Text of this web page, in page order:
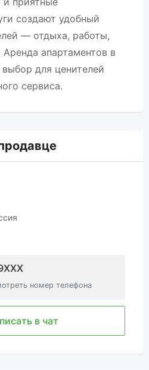
создают удобный
— отдыха, работы,
апартаментов в
для ценителей
сервиса.
номер телефона
в чат